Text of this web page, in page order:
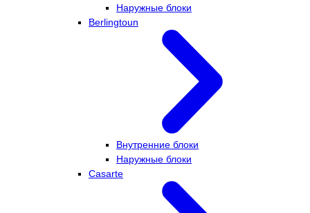
Наружные блоки
Berlingtoun
Внутренние блоки
Наружные блоки
Casarte